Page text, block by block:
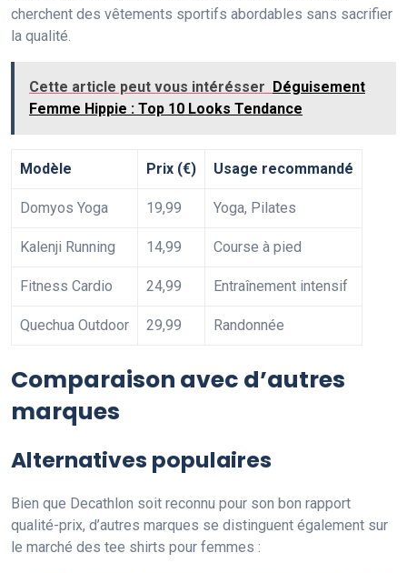
cherchent des vêtements sportifs abordables sans sacrifier
la qualité.
Cette article peut vous intérésser Déguisement
Femme Hippie : Top 10 Looks Tendance
Modèle Prix (€) Usage recommandé
Domyos Yoga 19,99 Yoga, Pilates
Kalenji Running 14,99 Course à pied
Fitness Cardio 24,99 Entraînement intensif
Quechua Outdoor 29,99 Randonnée
Comparaison avec d’autres
marques
Alternatives populaires
Bien que Decathlon soit reconnu pour son bon rapport
qualité-prix, d’autres marques se distinguent également sur
le marché des tee shirts pour femmes :